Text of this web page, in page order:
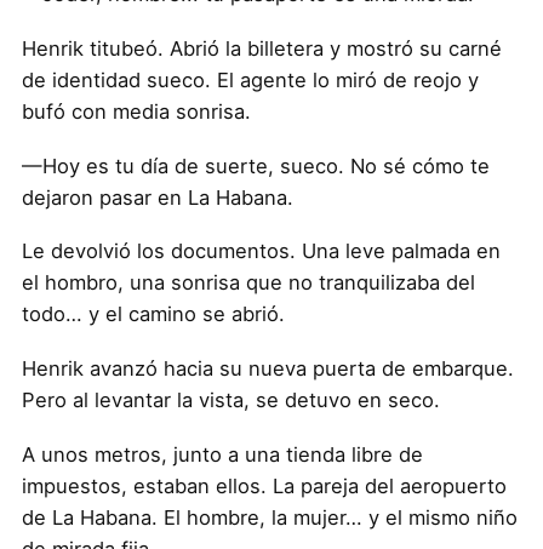
Henrik titubeó. Abrió la billetera y mostró su carné
de identidad sueco. El agente lo miró de reojo y
bufó con media sonrisa.
—Hoy es tu día de suerte, sueco. No sé cómo te
dejaron pasar en La Habana.
Le devolvió los documentos. Una leve palmada en
el hombro, una sonrisa que no tranquilizaba del
todo… y el camino se abrió.
Henrik avanzó hacia su nueva puerta de embarque.
Pero al levantar la vista, se detuvo en seco.
A unos metros, junto a una tienda libre de
impuestos, estaban ellos. La pareja del aeropuerto
de La Habana. El hombre, la mujer… y el mismo niño